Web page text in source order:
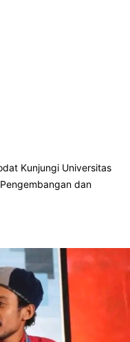
Kunjungi Universitas
dan